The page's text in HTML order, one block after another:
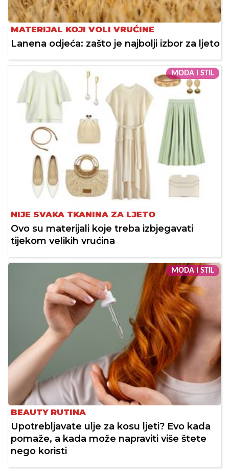
MATERIJAL KOJI VOLI VRUĆINE
Lanena odjeća: zašto je najbolji izbor za ljeto
MODA I STIL
NIJE SVAKA TKANINA ZA LJETO
Ovo su materijali koje treba izbjegavati
tijekom velikih vrućina
MODA I STIL
BEAUTY RUTINA
Upotrebljavate ulje za kosu ljeti? Evo kada
pomaže, a kada može napraviti više štete
nego koristi